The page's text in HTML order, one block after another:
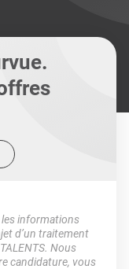
les informations
d’un traitement
Nous
candidature, vous